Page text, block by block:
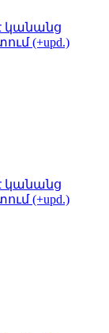
կանանց
(+upd.)
կանանց
(+upd.)